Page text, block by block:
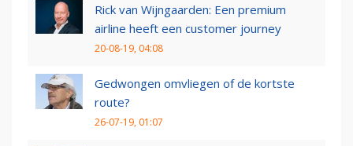
Rick van Wijngaarden: Een premium
airline heeft een customer journey
20-08-19, 04:08
Gedwongen omvliegen of de kortste
route?
26-07-19, 01:07